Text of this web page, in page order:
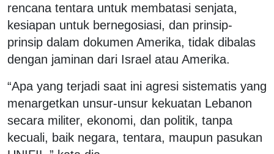
rencana tentara untuk membatasi senjata,
kesiapan untuk bernegosiasi, dan prinsip-
prinsip dalam dokumen Amerika, tidak dibalas
dengan jaminan dari Israel atau Amerika.
“Apa yang terjadi saat ini agresi sistematis yang
menargetkan unsur-unsur kekuatan Lebanon
secara militer, ekonomi, dan politik, tanpa
kecuali, baik negara, tentara, maupun pasukan